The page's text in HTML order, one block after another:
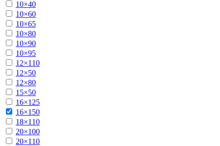
10×40
10×60
10×65
10×80
10×90
10×95
12×110
12×50
12×80
15×50
16×125
16×150
18×110
20×100
20×110